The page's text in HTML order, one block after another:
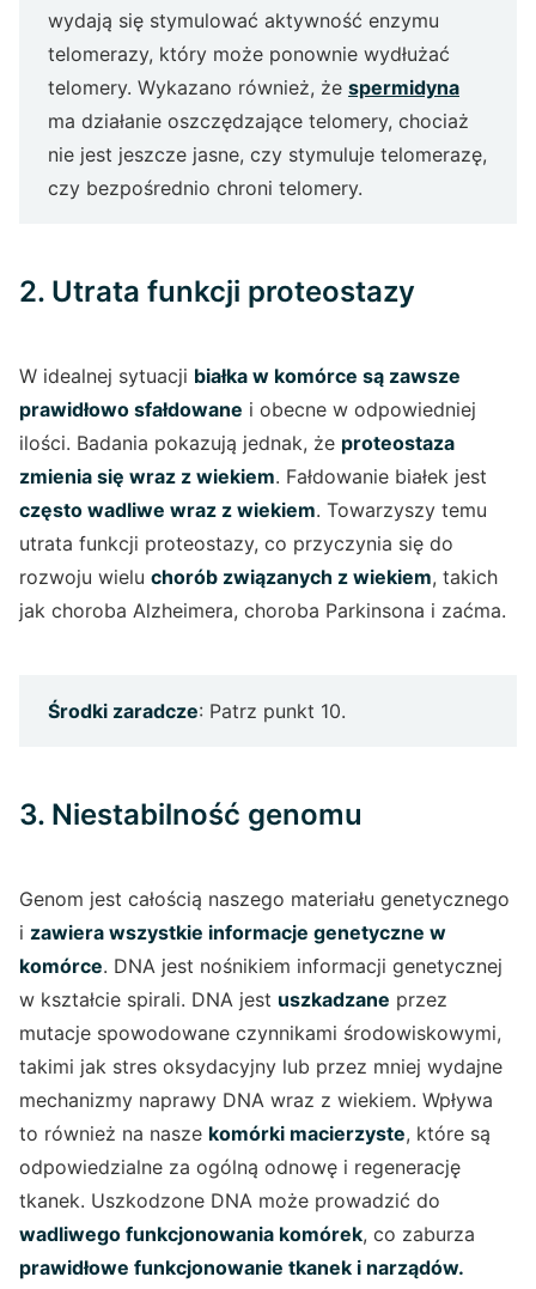
wydają się stymulować aktywność enzymu
telomerazy, który może ponownie wydłużać
telomery. Wykazano również, że spermidyna
ma działanie oszczędzające telomery, chociaż
nie jest jeszcze jasne, czy stymuluje telomerazę,
czy bezpośrednio chroni telomery.
2. Utrata funkcji proteostazy
W idealnej sytuacji białka w komórce są zawsze
prawidłowo sfałdowane i obecne w odpowiedniej
ilości. Badania pokazują jednak, że proteostaza
zmienia się wraz z wiekiem. Fałdowanie białek jest
często wadliwe wraz z wiekiem. Towarzyszy temu
utrata funkcji proteostazy, co przyczynia się do
rozwoju wielu chorób związanych z wiekiem, takich
jak choroba Alzheimera, choroba Parkinsona i zaćma.
Środki zaradcze: Patrz punkt 10.
3. Niestabilność genomu
Genom jest całością naszego materiału genetycznego
i zawiera wszystkie informacje genetyczne w
komórce. DNA jest nośnikiem informacji genetycznej
w kształcie spirali. DNA jest uszkadzane przez
mutacje spowodowane czynnikami środowiskowymi,
takimi jak stres oksydacyjny lub przez mniej wydajne
mechanizmy naprawy DNA wraz z wiekiem. Wpływa
to również na nasze komórki macierzyste, które są
odpowiedzialne za ogólną odnowę i regenerację
tkanek. Uszkodzone DNA może prowadzić do
wadliwego funkcjonowania komórek, co zaburza
prawidłowe funkcjonowanie tkanek i narządów.